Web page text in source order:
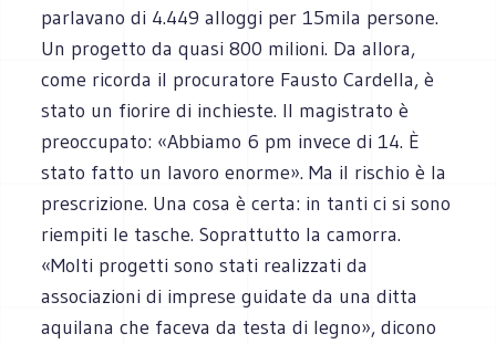
parlavano di 4.449 alloggi per 15mila persone.
Un progetto da quasi 800 milioni. Da allora,
come ricorda il procuratore Fausto Cardella, è
stato un fiorire di inchieste. Il magistrato è
preoccupato: «Abbiamo 6 pm invece di 14. È
stato fatto un lavoro enorme». Ma il rischio è la
prescrizione. Una cosa è certa: in tanti ci si sono
riempiti le tasche. Soprattutto la camorra.
«Molti progetti sono stati realizzati da
associazioni di imprese guidate da una ditta
aquilana che faceva da testa di legno», dicono